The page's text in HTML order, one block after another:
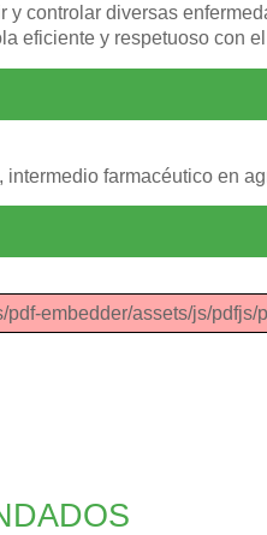
controlar diversas
eficiente y respetuoso con
farmacéutico en
embedder/assets/js/pdfjs/